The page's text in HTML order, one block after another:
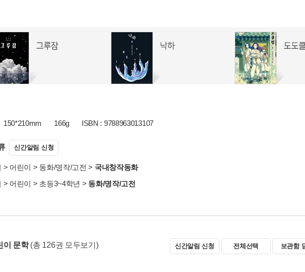
150*210mm 166g ISBN : 9788963013107
신간알림 신청
> 어린이 > 동화/명작/고전 > 국내창작동화
> 어린이 > 초등3~4학년 > 동화/명작/고전
이 문학 (총 126권 모두보기) 신간알림 신청 전체선택 보관함